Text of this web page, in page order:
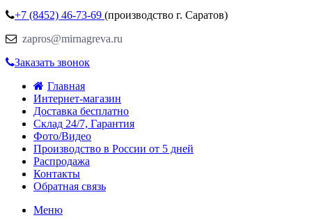
+7 (8452) 46-73-69 (производство г. Саратов)
zapros@mirnagreva.ru
Заказать звонок
Главная
Интернет-магазин
Доставка бесплатно
Склад 24/7, Гарантия
Фото/Видео
Производство в России от 5 дней
Распродажа
Контакты
Обратная связь
Меню